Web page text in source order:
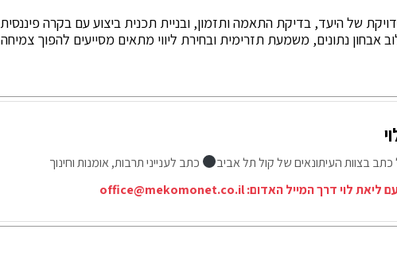
של היעד, בדיקת התאמה ותזמון, ובניית תכנית ביצוע עם בקרה פיננסית
אבחון נתונים, משמעת תזרימית ובחירת ליווי מתאים מסייעים להפוך צמיחה
כתב בצוות העיתונאים של קול תל אביב
כתב לענייני תרבות, אומנות וחינוך
ליאת לוי דרך המייל האדום:office@mekomonet.co.il